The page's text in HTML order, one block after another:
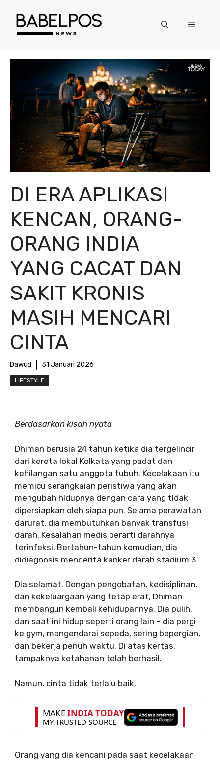
Menu
DI ERA APLIKASI
KENCAN, ORANG-
ORANG INDIA
YANG CACAT DAN
SAKIT KRONIS
MASIH MENCARI
CINTA
Dawud 31 Januari 2026
LIFESTYLE
Berdasarkan kisah nyata
Dhiman berusia 24 tahun ketika dia tergelincir
dari kereta lokal Kolkata yang padat dan
kehilangan satu anggota tubuh. Kecelakaan itu
memicu serangkaian peristiwa yang akan
mengubah hidupnya dengan cara yang tidak
dipersiapkan oleh siapa pun. Selama perawatan
darurat, dia membutuhkan banyak transfusi
darah. Kesalahan medis berarti darahnya
terinfeksi. Bertahun-tahun kemudian, dia
didiagnosis menderita kanker darah stadium 3.
Dia selamat. Dengan pengobatan, kedisiplinan,
dan kekeluargaan yang tetap erat, Dhiman
membangun kembali kehidupannya. Dia pulih,
dan saat ini hidup seperti orang lain – dia pergi
ke gym, mengendarai sepeda, sering bepergian,
dan bekerja penuh waktu. Di atas kertas,
tampaknya ketahanan telah berhasil.
Namun, cinta tidak terlalu baik.
Orang yang dia kencani pada saat kecelakaan